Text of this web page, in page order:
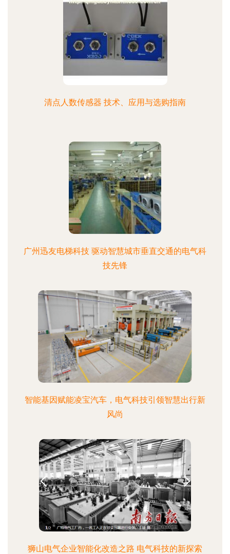
清点人数传感器 技术、应用与选购指南
广州迅友电梯科技 驱动智慧城市垂直交通的电气科
技先锋
智能基因赋能凌宝汽车，电气科技引领智慧出行新
风尚
狮山电气企业智能化改造之路 电气科技的新探索